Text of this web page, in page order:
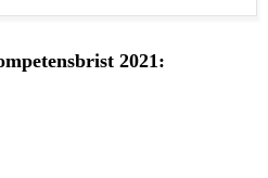
2021: